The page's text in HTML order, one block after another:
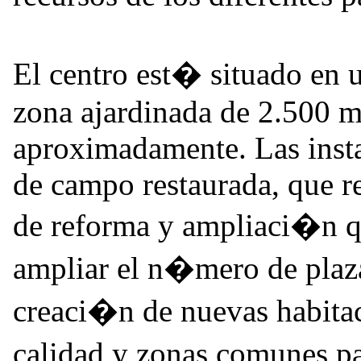
El centro est� situado en
zona ajardinada de 2.500
aproximadamente. Las
de campo restaurada, que
de reforma y ampliaci�n
ampliar el n�mero de
creaci�n de nuevas
calidad y zonas comunes